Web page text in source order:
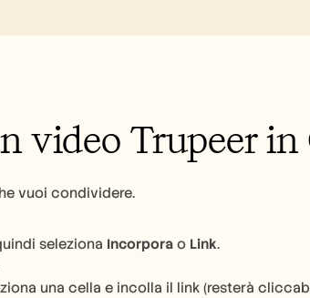
video Trupeer in
vuoi condividere.
seleziona Incorpora o Link.
una cella e incolla il link (resterà